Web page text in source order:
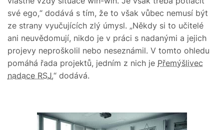
své ego,“ dodává s tím, že to však vůbec nemusí být
ze strany vyučujících zlý úmysl. „Někdy si to učitelé
ani neuvědomují, nikdo je v práci s nadanými a jejich
projevy neproškolil nebo neseznámil. V tomto ohledu
pomáhá řada projektů, jedním z nich je Přemýšlivec
nadace RSJ,“ dodává.